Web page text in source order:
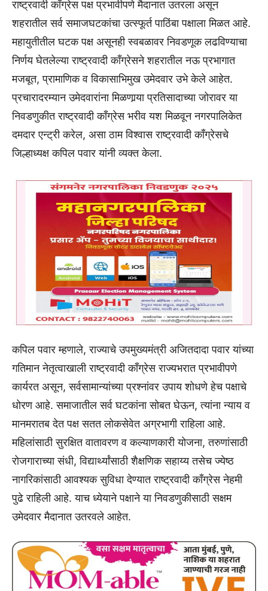
राष्ट्रवादी काँग्रेस पक्ष प्रभावीपणे मैदानात उतरला असून
शहरातील सर्व समाजघटकांचा उत्स्फूर्त पाठिंबा पक्षाला मिळत आहे.
महायुतीतील घटक पक्ष असूनही स्वबळावर निवडणूक लढविण्याचा
निर्णय घेतलेल्या राष्ट्रवादी काँग्रेसने शहरातील नऊ प्रभागात
मजबूत, प्रामाणिक व विकासाभिमुख उमेदवार उभे केले आहेत.
प्रचारादरम्यान उमेदवारांना मिळणार्‍या प्रतिसादाच्या जोरावर या
निवडणुकीत राष्ट्रवादी काँग्रेस भरीव यश मिळवून नगरपालिकेत
दमदार एन्ट्री करेल, असा ठाम विश्वास राष्ट्रवादी काँग्रेसचे
जिल्हाध्यक्ष कपिल पवार यांनी व्यक्त केला.
कपिल पवार म्हणाले, राज्याचे उपमुख्यमंत्री अजितदादा पवार यांच्या
गतिमान नेतृत्वाखाली राष्ट्रवादी काँग्रेस राज्यभरात प्रभावीपणे
कार्यरत असून, सर्वसामान्यांच्या प्रश्नांवर उपाय शोधणे हेच पक्षाचे
धोरण आहे. समाजातील सर्व घटकांना सोबत घेऊन, त्यांना न्याय व
मानमरातब देत पक्ष सतत लोकसेवेत अग्रभागी राहिला आहे.
महिलांसाठी सुरक्षित वातावरण व कल्याणकारी योजना, तरुणांसाठी
रोजगाराच्या संधी, विद्यार्थ्यांसाठी शैक्षणिक सहाय्य तसेच ज्येष्ठ
नागरिकांसाठी आवश्यक सुविधा देण्यात राष्ट्रवादी काँग्रेस नेहमी
पुढे राहिली आहे. याच ध्येयाने पक्षाने या निवडणुकीसाठी सक्षम
उमेदवार मैदानात उतरवले आहेत.